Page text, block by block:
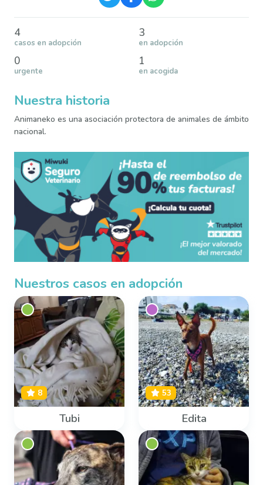
4
casos en adopción
3
en adopción
0
urgente
1
en acogida
Nuestra historia
Animaneko es una asociación protectora de animales de ámbito
nacional.
Nuestros casos en adopción
8
Tubi
53
Edita